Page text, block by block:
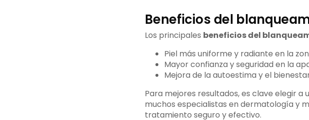
Beneficios del
Los principales beneficios del
Piel más uniforme y radiante en la
Mayor confianza y seguridad en la
Mejora de la autoestima y el
Para mejores resultados, es clave elegir a
muchos especialistas en dermatología y
tratamiento seguro y efectivo.